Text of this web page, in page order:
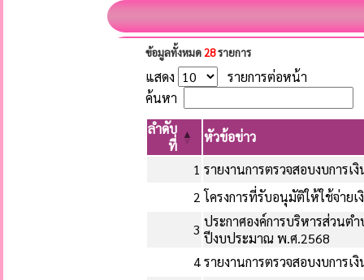
ข้อมูลทั้งหมด 28รายการ
แสดง
รายการต่อหน้า
ค้นหา
ลำดับ
ที่
หัวข้อข่าว
1 รายงานการตรวจสอบงบการ
2 โครงการที่รับอนุมัติให้ใช้จ่าย
3 ประกาศองค์การบริหารส่วนต
ปีงบประมาณ พ.ศ.2568
4รายงานการตรวจสอบงบการ